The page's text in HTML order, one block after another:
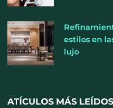
estilos en
lujo
ATÍCULOS MÁS LEÍDOS